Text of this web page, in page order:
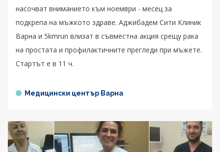
насочват вниманието към ноември - месец за
подкрепа на мъжкото здраве. Аджибадем Сити Клиник
Варна и 5kmrun влизат в съвместна акция срещу рака
на простата и профилактичните прегледи при мъжете.
Стартът е в 11 ч.
Медицински център Варна